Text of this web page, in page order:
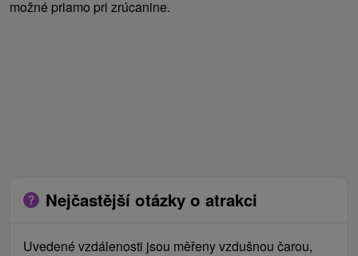
možné priamo pri zrúcanine.
Nejčastější otázky o atrakci
Uvedené vzdálenosti jsou měřeny vzdušnou čarou,